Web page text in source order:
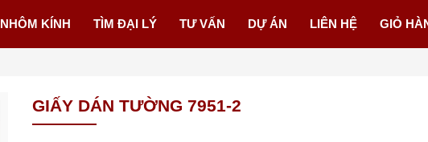
NHÔM KÍNH TÌM ĐẠI LÝ TƯ VẤN DỰ ÁN LIÊN HỆ GIỎ
GIẤY DÁN TƯỜNG 7951-2